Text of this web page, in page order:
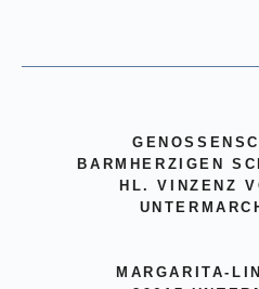
BARMHERZIGEN
HL. VINZENZ
MARGARITA-